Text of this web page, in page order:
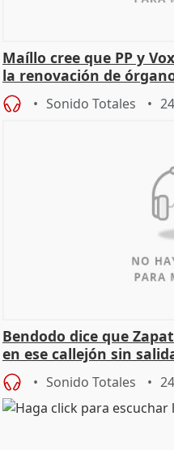
Maíllo cree que PP y
la renovación de
Sonido Totales
Bendodo dice que
en ese callejón sin
Sonido Totales